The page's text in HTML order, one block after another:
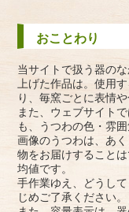
おことわり
当サイトで扱う器の
上げた作品は。使用
り、毎窯ごとに表情
また、ウェブサイト
も、うつわの色・雰
画像のうつわは、あ
物をお届けすること
均値です。
手作業ゆえ、どうし
じめご了承ください。